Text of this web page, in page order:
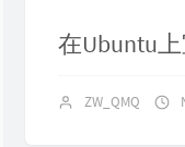
在Ubuntu
ZW_QMQ